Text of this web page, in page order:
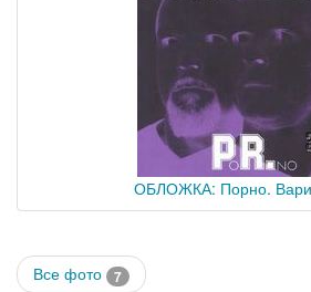
ОБЛОЖКА: Порно.
Все фото 7